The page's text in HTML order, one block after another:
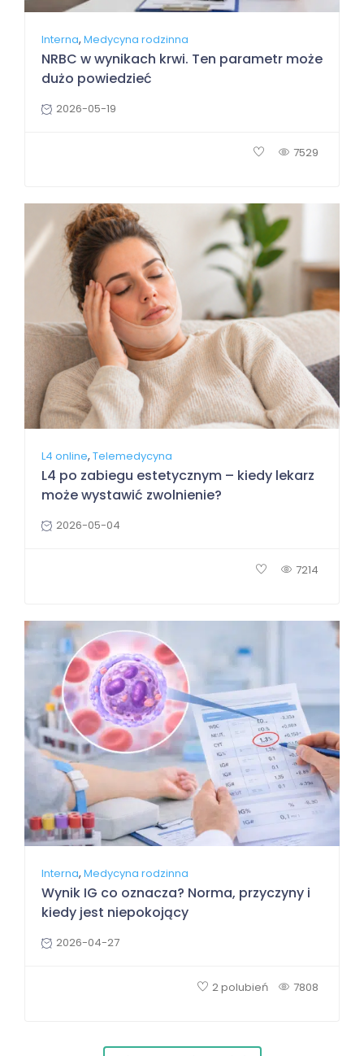
Interna,Medycyna rodzinna
NRBC w wynikach krwi. Ten parametr może
dużo powiedzieć
2026-05-19
7529
L4 online,Telemedycyna
L4 po zabiegu estetycznym – kiedy lekarz
może wystawić zwolnienie?
2026-05-04
7214
Interna,Medycyna rodzinna
Wynik IG co oznacza? Norma, przyczyny i
kiedy jest niepokojący
2026-04-27
2 polubień 7808